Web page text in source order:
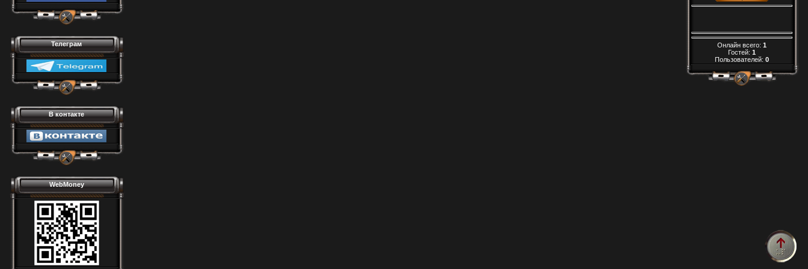
Телеграм
В контакте
WebMoney
Онлайн всего: 1
Гостей: 1
Пользователей: 0